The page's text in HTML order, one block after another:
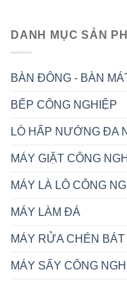
DANH MỤC SẢN
BÀN ĐÔNG - BÀN
BẾP CÔNG NGHIỆP
LÒ HẤP NƯỚNG ĐA
MÁY GIẶT CÔNG
MÁY LÀ LÔ CÔNG
MÁY LÀM ĐÁ
MÁY RỬA CHÉN
MÁY SẤY CÔNG